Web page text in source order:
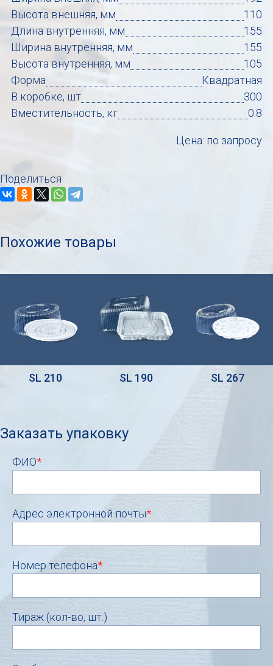
Высота внешняя, мм
110
Длина внутренняя, мм
155
Ширина внутренняя, мм
155
Высота внутренняя, мм
105
Форма
Квадратная
В коробке, шт
300
Вместительность, кг
0.8
Цена: по запросу
Поделиться
Похожие товары
SL 210 SL 190 SL 267
Заказать упаковку
ФИО*
Адрес электронной почты*
Номер телефона*
Тираж (кол-во, шт.)